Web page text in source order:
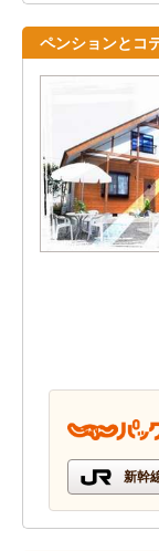
ペンションとコ
新幹